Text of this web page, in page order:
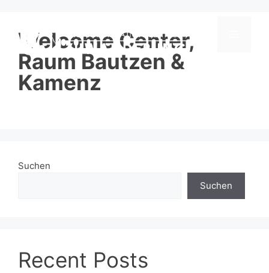
springenWelcome Center,
Raum Bautzen &
Kamenz
Suchen
Suchen
Recent Posts